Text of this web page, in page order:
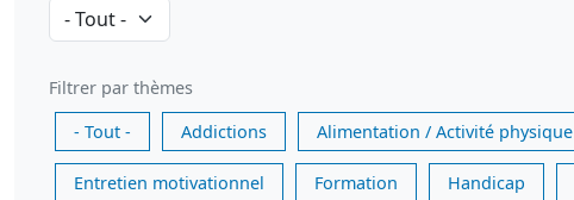
Filtrer par thèmes
- Tout -
Addictions Alimentation / Activité physique
Entretien motivationnel Formation Handicap